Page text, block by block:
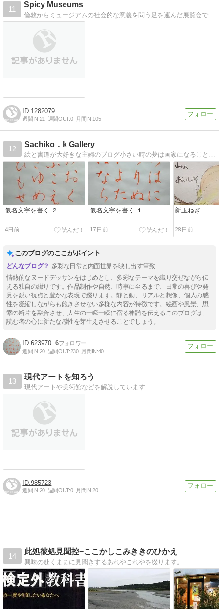
11
Spicy Museums
倫敦からミュージアムの社会的な意義を問う足を運んだ展覧会で思ったこと、ミュージアムの文化表層について考えたことを綴る
1282079
週間IN:21 週間OUT:0 月間IN:105
12
Sachiko．k Gallery
絵と書道が大好きな主婦のブログ小さい時の夢は画家になることでした。今、青春を謳歌してます。
仮名文字を書く ２
4日前
仮名文字を書く １
17日前
新玉ねぎ
28日前
このブログのここがポイント
多彩な日常と内面世界を映し出す筆致
情熱的なヌードデッサンをはじめとし、多彩なテーマを織り交ぜながら伝
える独自の綴りです。作品制作や自然、時事に至るまで、日常の喜びや発
見を鋭い視点と豊かな表現で綴ります。静と動、リアルと想像、個人の感
性を凝縮しながらも飽きさせない多様な内容が特徴です。絵画や風景、思
索の断片を融合させ、人生の一瞬一瞬に宿る神髄を伝えるこのブログは、
読む者の心に新たな感性を芽生えさせることでしょう。
623970 6
週間IN:20 週間OUT:230 月間IN:40
13
現代アートを知ろう
現代アートや美術館などを解説しています
985723
週間IN:20 週間OUT:0 月間IN:20
14
此処彼処見聞控−ここかしこみききのひかえ
興味の赴くままに見聞きするあれやこれやを綴ります。